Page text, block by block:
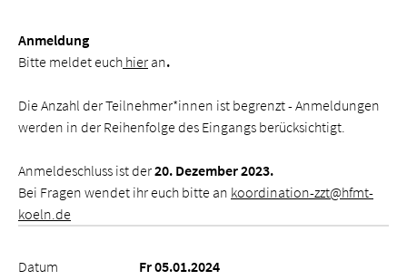
Anmeldung
Bitte meldet euch hier an.
Die Anzahl der Teilnehmer*innen ist begrenzt - Anmeldungen
werden in der Reihenfolge des Eingangs berücksichtigt.
Anmeldeschluss ist der20. Dezember 2023.
Bei Fragen wendet ihr euch bitte an koordination-zzt@hfmt-
koeln.de
Datum
Fr 05.01.2024